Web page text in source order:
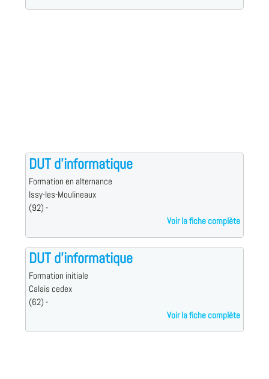
DUT d'informatique
Formation en alternance
Issy-les-Moulineaux
(92) -
Voir la fiche complète
DUT d'informatique
Formation initiale
Calais cedex
(62) -
Voir la fiche complète